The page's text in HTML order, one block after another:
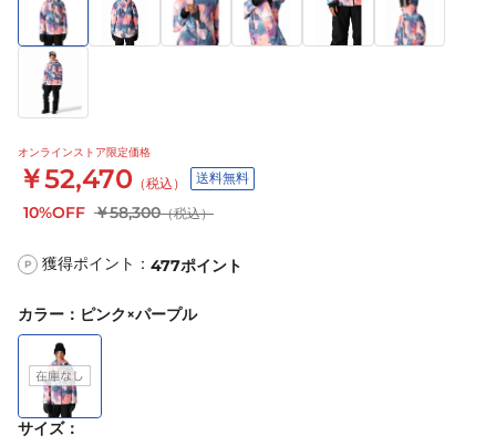
オンラインストア限定価格
￥52,470 （税込） 送料無料
10%OFF ￥58,300（税込）
P 獲得ポイント： 477ポイント
カラー ： ピンク×パープル
サイズ：